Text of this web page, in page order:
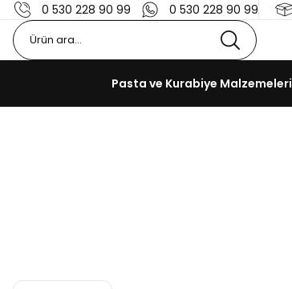
0 530 228 90 99 0 530 228 90 99
Pasta ve Kurabiye Malzemeleri